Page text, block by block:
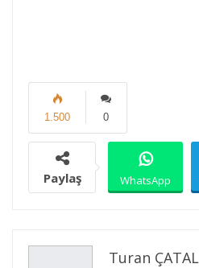
0
1.500
Paylaş WhatsApp
Turan ÇATAL